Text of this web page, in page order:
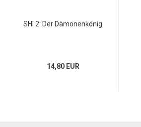
SHI 2: Der Dämonenkönig
14,80 EUR